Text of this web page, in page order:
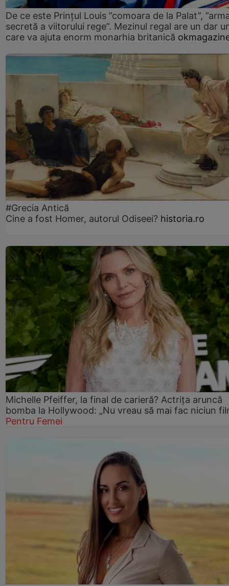
De ce este Prințul Louis ”comoara de la Palat”,
secretă a viitorului rege”. Mezinul regal are un dar
care va ajuta enorm monarhia britanică
#Grecia Antică
Cine a fost Homer, autorul Odiseei? historia.ro
Michelle Pfeiffer, la final de carieră? Actrița aruncă
bomba la Hollywood: „Nu vreau să mai fac niciun
Pentru Femei